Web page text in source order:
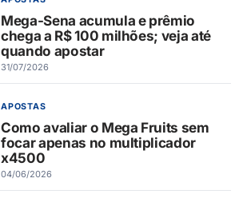
Mega-Sena acumula e prêmio
chega a R$ 100 milhões; veja até
quando apostar
31/07/2026
APOSTAS
Como avaliar o Mega Fruits sem
focar apenas no multiplicador
x4500
04/06/2026